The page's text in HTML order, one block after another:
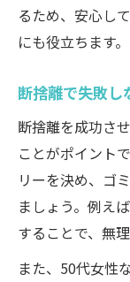
るため、安心し
にも役立ちます。
断捨離で失敗し
断捨離を成功さ
ことがポイント
リーを決め、ゴ
ましょう。例え
することで、無
また、50代女性